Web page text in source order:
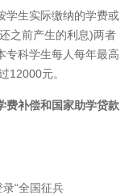
学生实际缴纳的学费或
之前产生的利息)两者
专科学生每人每年最高
12000元。
费补偿和国家助学贷款
“全国征兵